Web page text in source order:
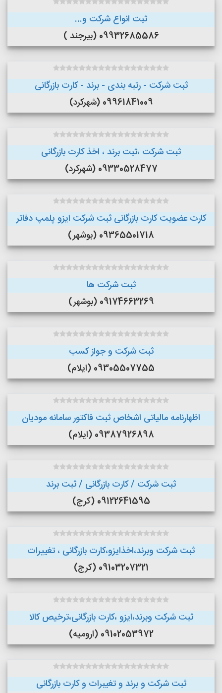
ثبت انواع شرکت و...
09932685586 (بیرجند )
ثبت شرکت - رتبه بندی - برند - کارت بازرگانی
09961841009 (شهرکرد)
ثبت شرکت ،ثبت برند ، اخذ کارت بازرگانی
09330528477 (شهرکرد)
کارت عضویت کارت بازرگانی ثبت شرکت ایزو پلمپ دفاتر
09365501718 (بوشهر)
ثبت شرکت ها
09174663269 (بوشهر)
ثبت شرکت و جواز کسب
09305507755 (ایلام)
اظهارنامه مالیاتی اشخاص ثبت فاکتور سامانه مودیان
09387926898 (ایلام)
ثبت شرکت / کارت بازرگانی / ثبت برند
09122641595 (کرج)
ثبت شرکت وبرند،اخذایزو،کارت بازرگانی ، تغییرات
09103207321 (کرج)
ثبت شرکت وبرند،ایزو ،کارت بازرگانی،ترخیص کالا
09102053972 (ارومیه)
ثبت شرکت و برند و تغیبرات و کارت بازرگانی